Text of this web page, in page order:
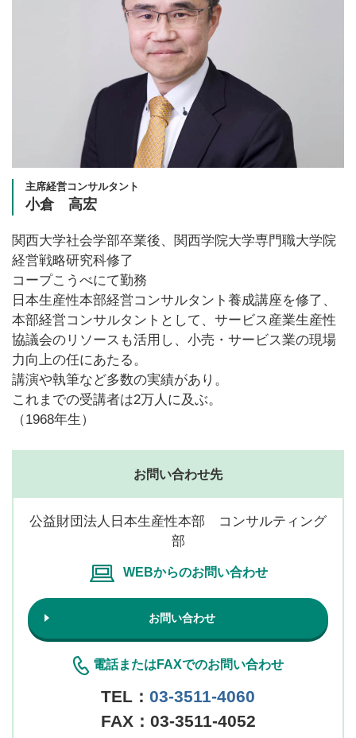
主席経営コンサルタント
小倉 高宏
関西大学社会学部卒業後、関西学院大学専門職大学院
経営戦略研究科修了
コープこうべにて勤務
日本生産性本部経営コンサルタント養成講座を修了、
本部経営コンサルタントとして、サービス産業生産性
協議会のリソースも活用し、小売・サービス業の現場
力向上の任にあたる。
講演や執筆など多数の実績があり。
これまでの受講者は2万人に及ぶ。
（1968年生）
お問い合わせ先
公益財団法人日本生産性本部 コンサルティング
部
WEBからのお問い合わせ
お問い合わせ
電話またはFAXでのお問い合わせ
TEL： 03-3511-4060
FAX：03-3511-4052